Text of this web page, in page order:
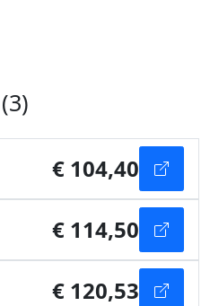
(3)
€ 104,40
€ 114,50
€ 120,53